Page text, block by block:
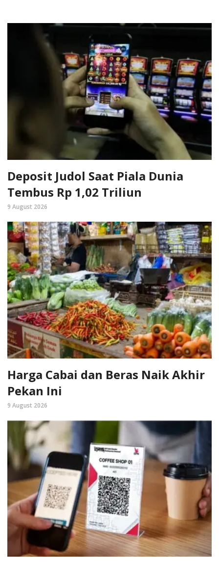
Deposit Judol Saat Piala Dunia
Tembus Rp 1,02 Triliun
9 August 2026
Harga Cabai dan Beras Naik Akhir
Pekan Ini
9 August 2026